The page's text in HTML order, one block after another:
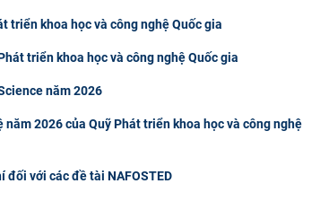
triển khoa học và công nghệ Quốc gia
triển khoa học và công nghệ Quốc gia
năm 2026
2026 của Quỹ Phát triển khoa học và công nghệ
đối với các đề tài NAFOSTED